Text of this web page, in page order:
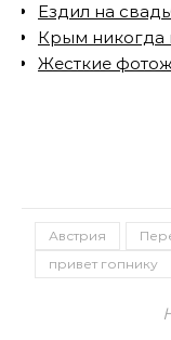
Ездил на
Крым никогда
Жесткие
Австрия
привет гопнику